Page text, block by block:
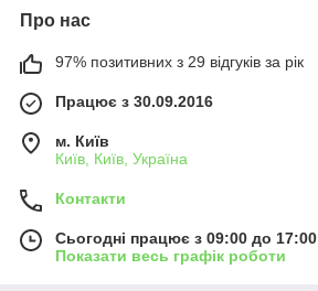
Про нас
97% позитивних з 29 відгуків за рік
Працює з 30.09.2016
м. Київ
Київ, Київ, Україна
Контакти
Сьогодні працює з 09:00 до 17:00
Показати весь графік роботи